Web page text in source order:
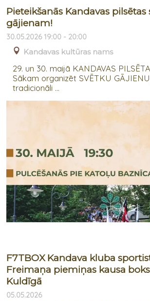
Pieteikšanās Kandavas pilsētas
gājienam!
30.05.2026 19:00 - 20:00
Kandavas kultūras nams
29. un 30. maijā KANDAVAS
Sākam organizēt SVĒTKU
tradicionāli ...
F7TBOX Kandava kluba
Freimaņa piemiņas kausa
Kuldīgā
05.05.2026